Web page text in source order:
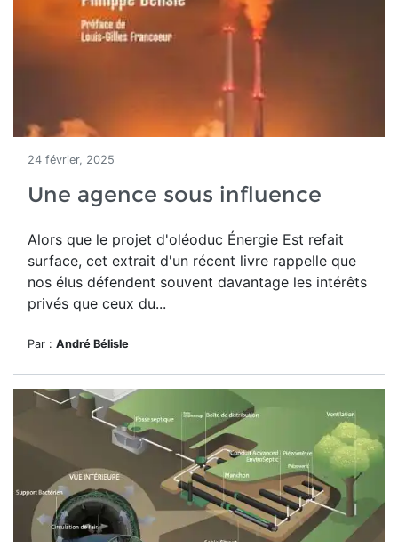
24 février, 2025
Une agence sous influence
Alors que le projet d'oléoduc Énergie Est refait
surface, cet extrait d'un récent livre rappelle que
nos élus défendent souvent davantage les intérêts
privés que ceux du...
Par : André Bélisle